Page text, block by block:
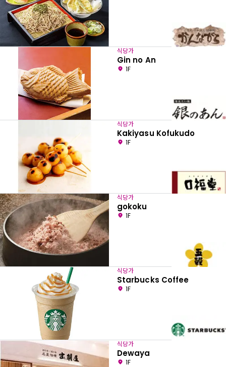
식당가
Gin no An
1F
식당가
Kakiyasu Kofukudo
1F
식당가
gokoku
1F
식당가
Starbucks Coffee
1F
식당가
Dewaya
1F